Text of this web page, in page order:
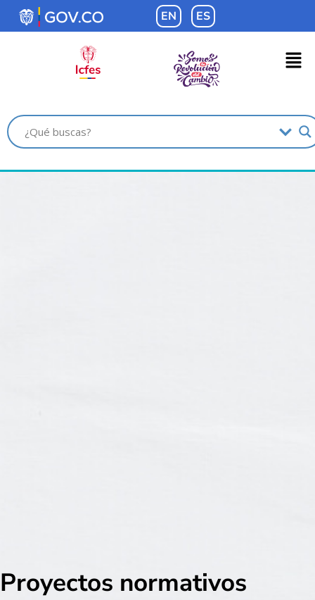
contenido EN ES
Proyectos normativos